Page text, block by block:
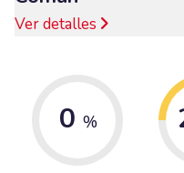
Ver detalles
0 %